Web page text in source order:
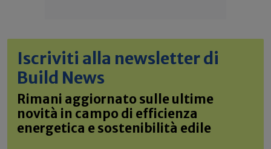
Iscriviti alla newsletter di
Build News
Rimani aggiornato sulle ultime
novità in campo di efficienza
energetica e sostenibilità edile